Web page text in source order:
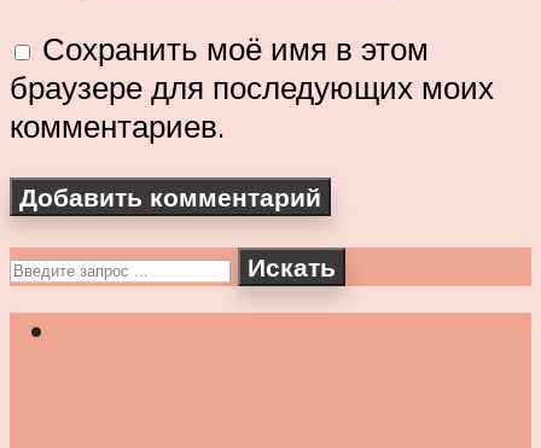
Сохранить моё имя в этом
браузере для последующих моих
комментариев.
Искать